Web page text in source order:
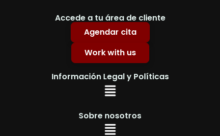
Accede a tu área de cliente
Agendar cita
Work with us
Información Legal y Políticas
Sobre nosotros